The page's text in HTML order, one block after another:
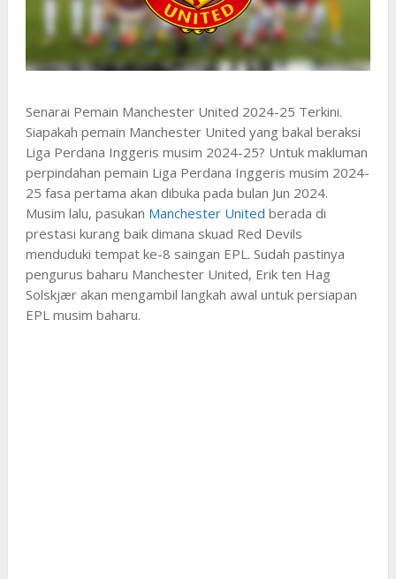
Senarai Pemain Manchester United 2024-25 Terkini.
Siapakah pemain Manchester United yang bakal beraksi
Liga Perdana Inggeris musim 2024-25? Untuk makluman
perpindahan pemain Liga Perdana Inggeris musim 2024-
25 fasa pertama akan dibuka pada bulan Jun 2024.
Musim lalu, pasukan Manchester United berada di
prestasi kurang baik dimana skuad Red Devils
menduduki tempat ke-8 saingan EPL. Sudah pastinya
pengurus baharu Manchester United, Erik ten Hag
Solskjær akan mengambil langkah awal untuk persiapan
EPL musim baharu.